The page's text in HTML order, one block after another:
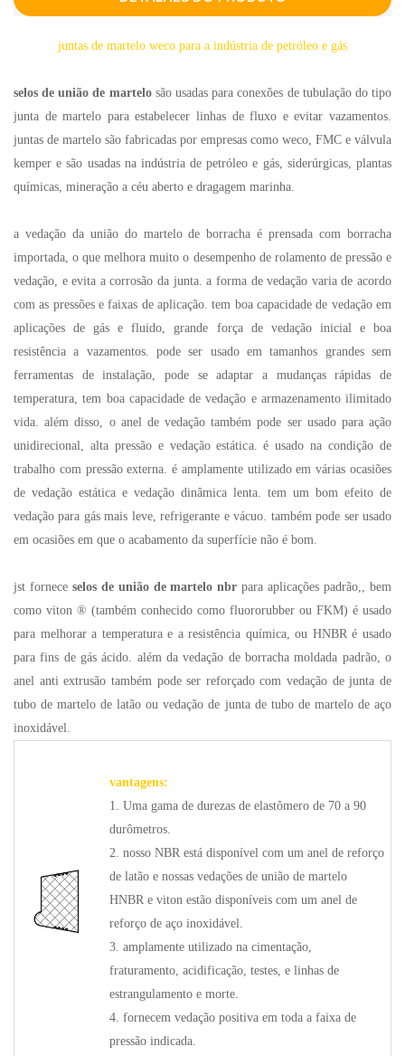
juntas de martelo weco para a indústria de petróleo e gás
selos de união de martelosão usadas para conexões de tubulação do tipo
junta de martelo para estabelecer linhas de fluxo e evitar vazamentos.
juntas de martelo são fabricadas por empresas como weco, FMC e válvula
kemper e são usadas na indústria de petróleo e gás, siderúrgicas, plantas
químicas, mineração a céu aberto e dragagem marinha.
a vedação da união do martelo de borracha é prensada com borracha
importada, o que melhora muito o desempenho de rolamento de pressão e
vedação, e evita a corrosão da junta. a forma de vedação varia de acordo
com as pressões e faixas de aplicação. tem boa capacidade de vedação em
aplicações de gás e fluido, grande força de vedação inicial e boa
resistência a vazamentos. pode ser usado em tamanhos grandes sem
ferramentas de instalação, pode se adaptar a mudanças rápidas de
temperatura, tem boa capacidade de vedação e armazenamento ilimitado
vida. além disso, o anel de vedação também pode ser usado para ação
unidirecional, alta pressão e vedação estática. é usado na condição de
trabalho com pressão externa. é amplamente utilizado em várias ocasiões
de vedação estática e vedação dinâmica lenta. tem um bom efeito de
vedação para gás mais leve, refrigerante e vácuo. também pode ser usado
em ocasiões em que o acabamento da superfície não é bom.
jst forneceselos de união de martelo nbr para aplicações padrão,, bem
como viton ® (também conhecido como fluororubber ou FKM) é usado
para melhorar a temperatura e a resistência química, ou HNBR é usado
para fins de gás ácido. além da vedação de borracha moldada padrão, o
anel anti extrusão também pode ser reforçado com vedação de junta de
tubo de martelo de latão ou vedação de junta de tubo de martelo de aço
inoxidável.
vantagens:
1. Uma gama de durezas de elastômero de 70 a 90
durômetros.
2. nosso NBR está disponível com um anel de reforço
de latão e nossas vedações de união de martelo
HNBR e viton estão disponíveis com um anel de
reforço de aço inoxidável.
3. amplamente utilizado na cimentação,
fraturamento, acidificação, testes, e linhas de
estrangulamento e morte.
4. fornecem vedação positiva em toda a faixa de
pressão indicada.